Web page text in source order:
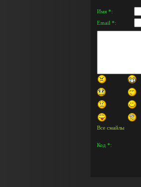
Имя *:
Email *:
Все смайлы
Код *: